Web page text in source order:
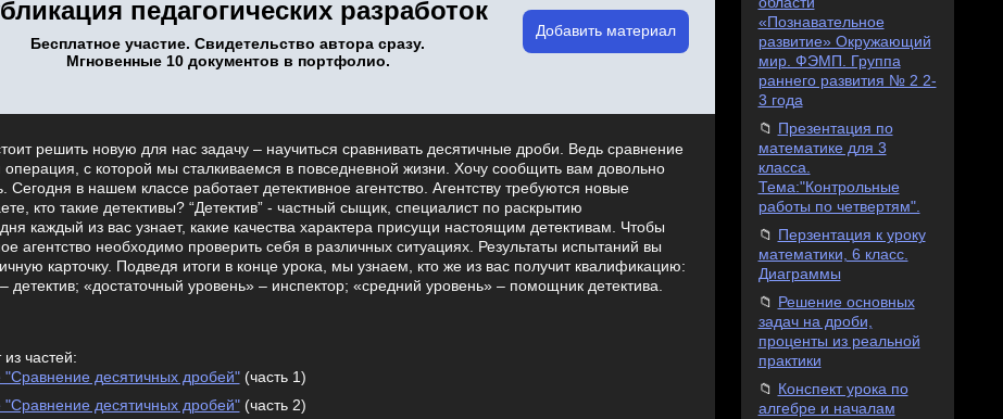
педагогических разработок
Бесплатное участие. Свидетельство автора сразу.
Мгновенные 10 документов в портфолио.
Добавить материал
решить новую для нас задачу – научиться сравнивать десятичные дроби. Ведь сравнение
операция, с которой мы сталкиваемся в повседневной жизни. Хочу сообщить вам довольно
Сегодня в нашем классе работает детективное агентство. Агентству требуются новые
кто такие детективы? “Детектив” - частный сыщик, специалист по раскрытию
каждый из вас узнает, какие качества характера присущи настоящим детективам. Чтобы
агентство необходимо проверить себя в различных ситуациях. Результаты испытаний вы
карточку. Подведя итоги в конце урока, мы узнаем, кто же из вас получит квалификацию:
детектив; «достаточный уровень» – инспектор; «средний уровень» – помощник детектива.
из частей:
"Сравнение десятичных дробей"(часть 1)
"Сравнение десятичных дробей"(часть 2)
«Познавательное
развитие» Окружающий
мир. ФЭМП. Группа
раннего развития № 2 2-
3 года
Презентация по
математике для 3
класса.
Тема:"Контрольные
работы по четвертям".
Перзентация к уроку
математики, 6 класс.
Диаграммы
Решение основных
задач на дроби,
проценты из реальной
практики
Конспект урока по
алгебре и началам